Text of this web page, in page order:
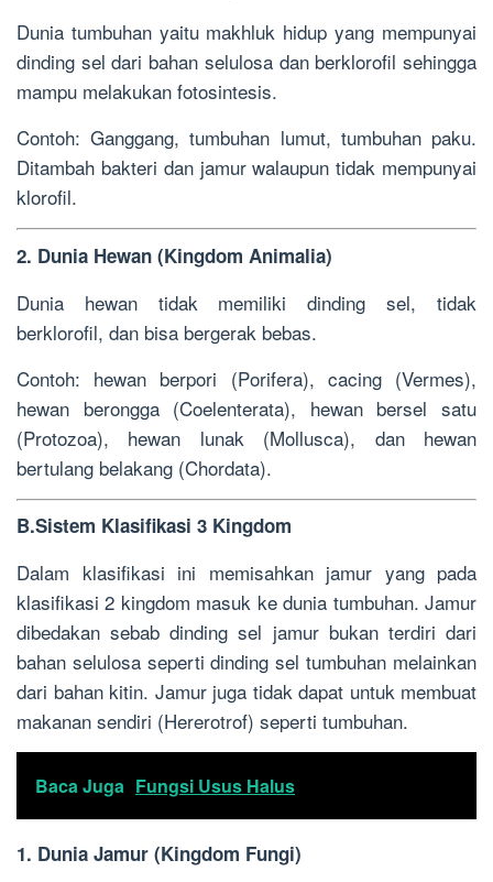
Dunia tumbuhan yaitu makhluk hidup yang mempunyai
dinding sel dari bahan selulosa dan berklorofil sehingga
mampu melakukan fotosintesis.
Contoh: Ganggang, tumbuhan lumut, tumbuhan paku.
Ditambah bakteri dan jamur walaupun tidak mempunyai
klorofil.
2. Dunia Hewan (Kingdom Animalia)
Dunia hewan tidak memiliki dinding sel, tidak
berklorofil, dan bisa bergerak bebas.
Contoh: hewan berpori (Porifera), cacing (Vermes),
hewan berongga (Coelenterata), hewan bersel satu
(Protozoa), hewan lunak (Mollusca), dan hewan
bertulang belakang (Chordata).
B.Sistem Klasifikasi 3 Kingdom
Dalam klasifikasi ini memisahkan jamur yang pada
klasifikasi 2 kingdom masuk ke dunia tumbuhan. Jamur
dibedakan sebab dinding sel jamur bukan terdiri dari
bahan selulosa seperti dinding sel tumbuhan melainkan
dari bahan kitin. Jamur juga tidak dapat untuk membuat
makanan sendiri (Hererotrof) seperti tumbuhan.
Baca Juga Fungsi Usus Halus
1. Dunia Jamur (Kingdom Fungi)